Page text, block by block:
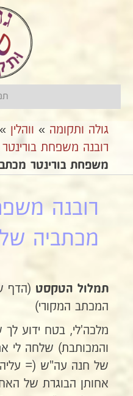
גולה ותקומה » ווהלין »
רובנה משפחת
משפחת בורינטר
רובנה
מכתביה של
תמלול הטקסט (הדף
המכתב המקורי)
מלכה'לי, בטח ידוע
והמכותבת) שלחה לי
של חנה עה"ש (= עליה
אחותן הבוגרת של